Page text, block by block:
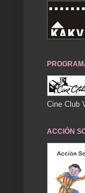
Cine Club
ACCIÓN